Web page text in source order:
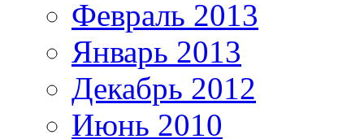
Февраль 2013
Январь 2013
Декабрь 2012
Июнь 2010